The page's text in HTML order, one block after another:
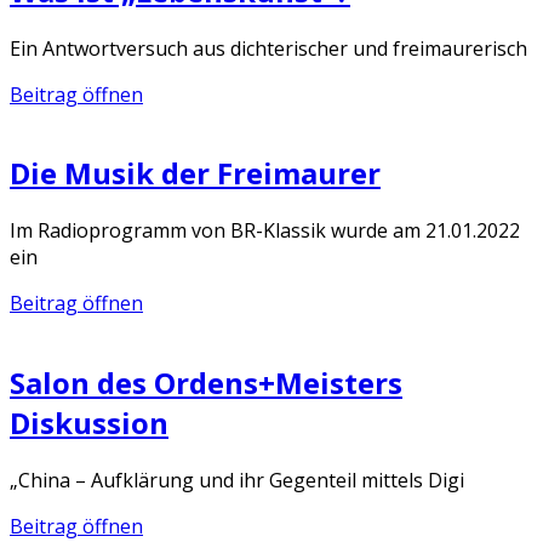
Ein Antwortversuch aus dichterischer und freimaurerisch
Beitrag öffnen
Die Musik der Freimaurer
Im Radioprogramm von BR-Klassik wurde am 21.01.2022
ein
Beitrag öffnen
Salon des Ordens+Meisters
Diskussion
„China – Aufklärung und ihr Gegenteil mittels Digi
Beitrag öffnen